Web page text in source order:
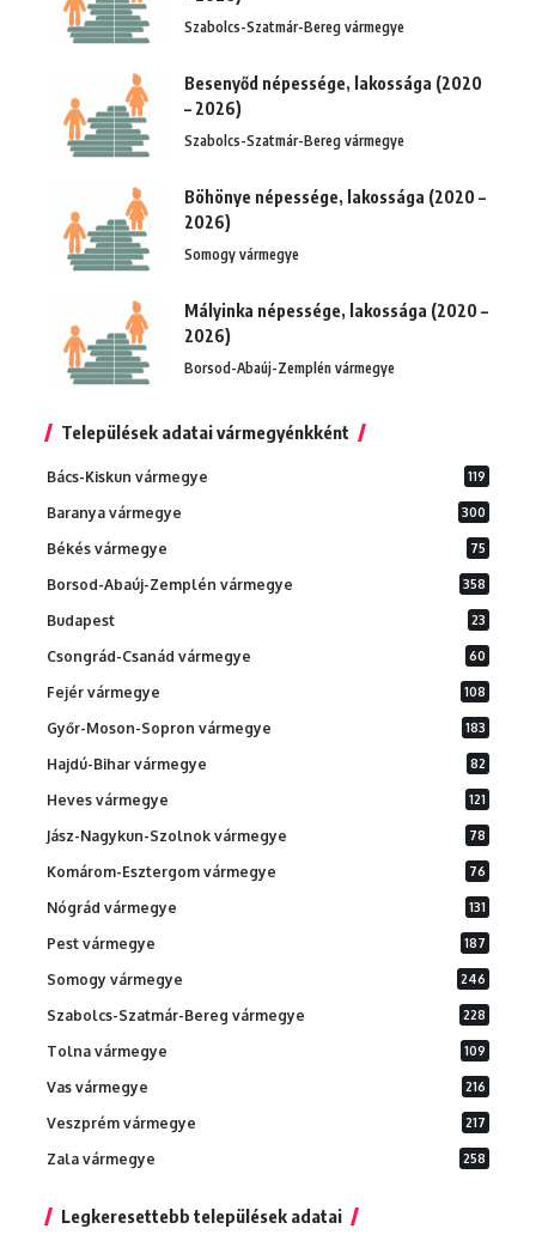
Szabolcs-Szatmár-Bereg vármegye
Besenyőd népessége, lakossága (2020
– 2026)
Szabolcs-Szatmár-Bereg vármegye
Böhönye népessége, lakossága (2020 –
2026)
Somogy vármegye
Mályinka népessége, lakossága (2020 –
2026)
Borsod-Abaúj-Zemplén vármegye
Települések adatai vármegyénkként
Bács-Kiskun vármegye 119
Baranya vármegye 300
Békés vármegye 75
Borsod-Abaúj-Zemplén vármegye 358
Budapest 23
Csongrád-Csanád vármegye 60
Fejér vármegye 108
Győr-Moson-Sopron vármegye 183
Hajdú-Bihar vármegye 82
Heves vármegye 121
Jász-Nagykun-Szolnok vármegye 78
Komárom-Esztergom vármegye 76
Nógrád vármegye 131
Pest vármegye 187
Somogy vármegye 246
Szabolcs-Szatmár-Bereg vármegye 228
Tolna vármegye 109
Vas vármegye 216
Veszprém vármegye 217
Zala vármegye 258
Legkeresettebb települések adatai